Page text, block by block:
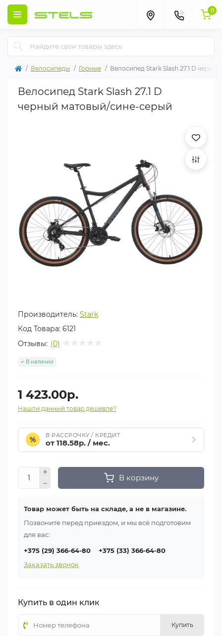
0
Велосипеды Горные Велосипед Stark Slash 27.1 D
Велосипед Stark Slash 27.1 D
черный матовый/сине-серый
Производитель: Stark
Код Товара: 6121
Отзывы: (0)
В наличии
1 423.00р.
Нашли данный товар дешевле?
%
В РАССРОЧКУ / КРЕДИТ
от 118.58р. / мес.
В корзину
Товар может быть на складе, а не в магазине.
Позвоните перед приездом, и мы всё подготовим
для вас:
+375 (29) 366-64-80
+375 (33) 366-64-80
Заказать звонок
Купить в один клик
Купить